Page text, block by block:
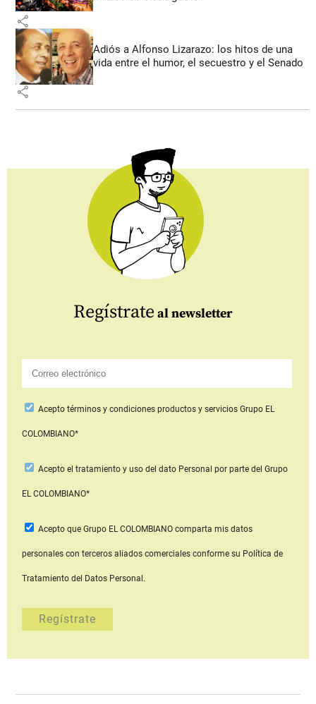
share
Adiós a Alfonso Lizarazo: los hitos de una
vida entre el humor, el secuestro y el Senado
share
Regístrate al newsletter
Aceptotérminos y condiciones productos y serviciosGrupo EL
COLOMBIANO*
Acepto el tratamiento y uso del dato Personal por parte del Grupo
EL COLOMBIANO*
Acepto que Grupo EL COLOMBIANOcomparta mis datos
personales con terceros aliados comerciales conforme su Política de
Tratamiento del Datos Personal.